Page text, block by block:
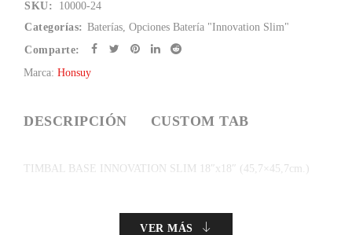
SKU:
10000-24
Categorías: Baterías, Opciones Batería "Innovation Slim"
Comparte:
Marca: Honsuy
DESCRIPCIÓN CUSTOM TAB
TIMBAL BASE INNOVATION SLIM 18″x18″ (45,7×45,7cm.)
VER MÁS